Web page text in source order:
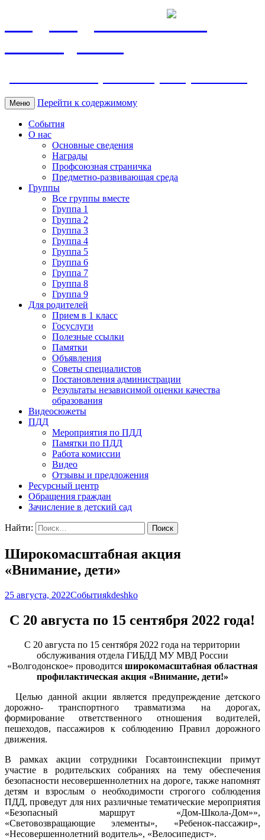
МБДОУ ДС "Калинка"
Меню Перейти к содержимому
События
О нас
Основные сведения
Награды
Профсоюзная страничка
Предметно-развивающая среда
Группы
Все группы вместе
Группа 1
Группа 2
Группа 3
Группа 4
Группа 5
Группа 6
Группа 7
Группа 8
Группа 9
Для родителей
Прием в 1 класс
Госуслуги
Полезные ссылки
Памятки
Объявления
Советы специалистов
Постановления администрации
Результаты независимой оценки качества
образования
Видеосюжеты
ПДД
Мероприятия по ПДД
Памятки по ПДД
Работа комиссии
Видео
Отзывы и предложения
Ресурсный центр
Обращения граждан
Зачисление в детский сад
Найти:
Широкомасштабная акция
«Внимание, дети»
25 августа, 2022Событияkdeshko
С 20 августа по 15 сентября 2022 года!
С 20 августа по 15 сентября 2022 года на территории
обслуживания отдела ГИБДД МУ МВД России
«Волгодонское» проводится широкомасштабная областная
профилактическая акция «Внимание, дети!»
Целью данной акции является предупреждение детского
дорожно- транспортного травматизма на дорогах,
формирование ответственного отношения водителей,
пешеходов, пассажиров к соблюдению Правил дорожного
движения.
В рамках акции сотрудники Госавтоинспекции примут
участие в родительских собраниях на тему обеспечения
безопасности несовершеннолетних на дороге, также напомнят
детям и взрослым о необходимости строгого соблюдения
ПДД, проведут для них различные тематические мероприятия
«Безопасный маршрут «Дом-Школа-Дом»»,
«Световозвращающие элементы», «Ребенок-пассажир»,
«Несовершеннолетний водитель», «Велосипедист».